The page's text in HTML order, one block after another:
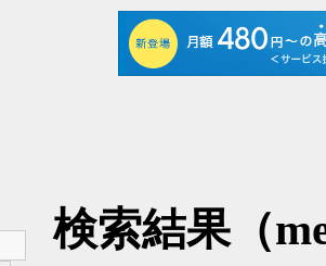
検索結果（